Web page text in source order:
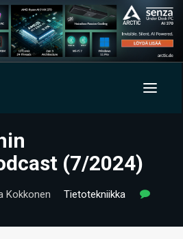
(7/2024)
Kokkonen
Tietotekniikka